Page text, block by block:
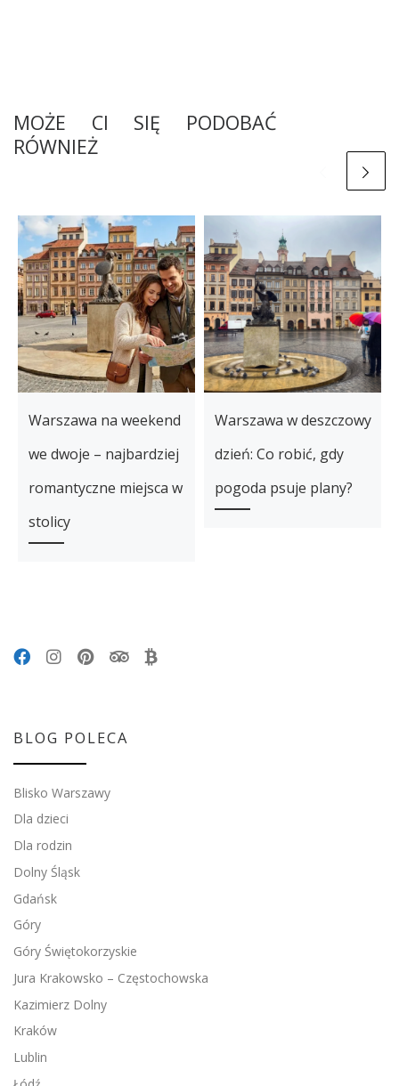
MOŻE CI SIĘ PODOBAĆ
RÓWNIEŻ
Warszawa na weekend
we dwoje – najbardziej
romantyczne miejsca w
stolicy
Warszawa w deszczowy
dzień: Co robić, gdy
pogoda psuje plany?
BLOG POLECA
Blisko Warszawy
Dla dzieci
Dla rodzin
Dolny Śląsk
Gdańsk
Góry
Góry Świętokorzyskie
Jura Krakowsko – Częstochowska
Kazimierz Dolny
Kraków
Lublin